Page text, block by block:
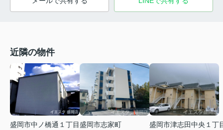
近隣の物件
盛岡市中ノ橋通１丁目盛岡市志家町
盛岡市津志田中央１丁